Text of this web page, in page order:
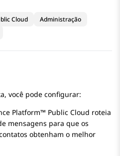
Cloud
Administração
você pode configurar:
Platform™ Public Cloud roteia
mensagens para que os
obtenham o melhor